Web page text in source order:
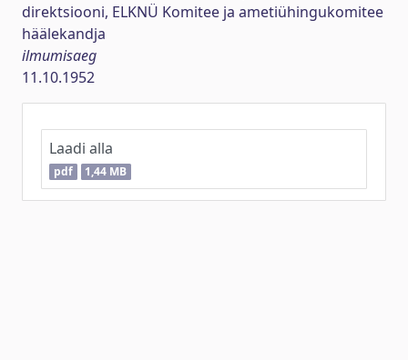
direktsiooni, ELKNÜ Komitee ja ametiühingukomitee
häälekandja
ilmumisaeg
11.10.1952
Laadi alla
pdf 1,44 MB